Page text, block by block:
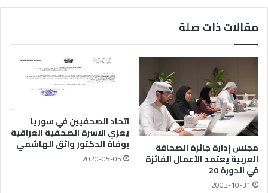
مقالات ذات صلة
مجلس إدارة جائزة الصحافة
العربية يعتمد الأعمال الفائزة
في الدورة 20
2003-10-31
اتحاد الصحفيين في سوريا
يعزي الاسرة الصحفية العراقية
بوفاة الدكتور واثق الهاشمي
2020-05-05